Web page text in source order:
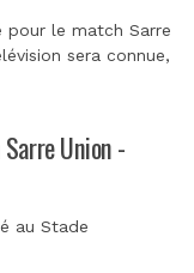
pour le match Sarre
sera connue,
Union -
au Stade